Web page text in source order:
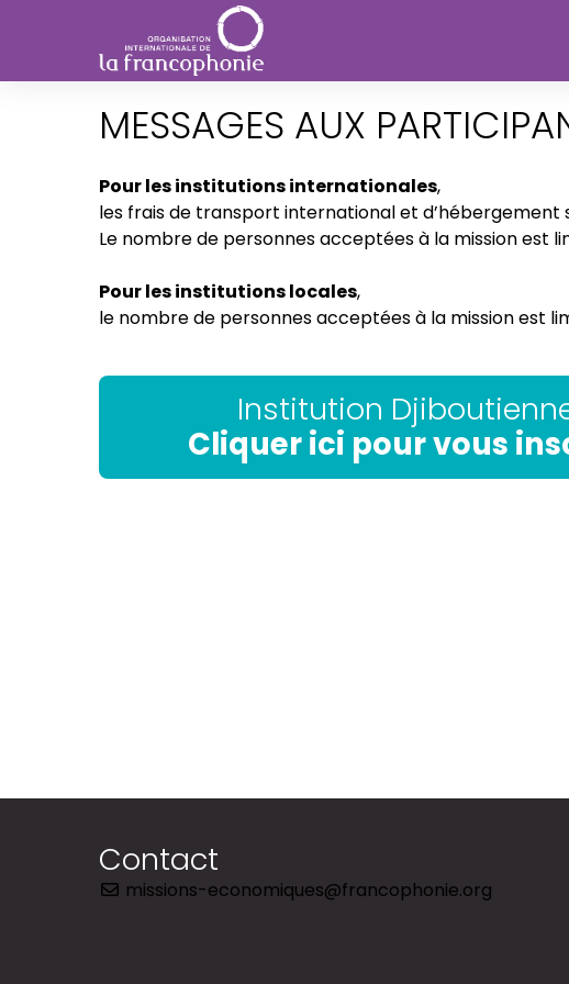
MESSAGES AUX
Pour les institutions internationales,
les frais de transport international et d’hébergement
Le nombre de personnes acceptées à la mission est
Pour les institutions locales,
le nombre de personnes acceptées à la mission est
Institution
Cliquer ici pour vous
Contact
missions-economiques@francophonie.org